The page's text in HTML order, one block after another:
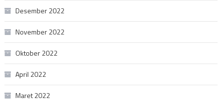
Desember 2022
November 2022
Oktober 2022
April 2022
Maret 2022